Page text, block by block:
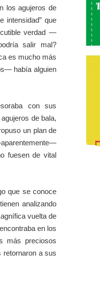
los agujeros de
intensidad” que
verdad —
salir mal?
es mucho más
había alguien
con sus
de bala,
un plan de
fuesen de vital
que se conoce
analizando
vuelta de
en los
más preciosos
retornaron a sus